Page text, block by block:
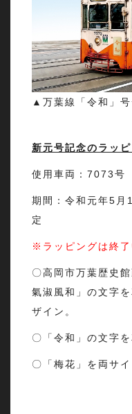
▲万葉線「令和」号
新元号記念のラッ
使用車両：7073号
期間：令和元年5月
定
※ラッピングは終了
〇高岡市万葉歴史
氣淑風和」の文字
ザイン。
〇「令和」の文字
〇「梅花」を両サ